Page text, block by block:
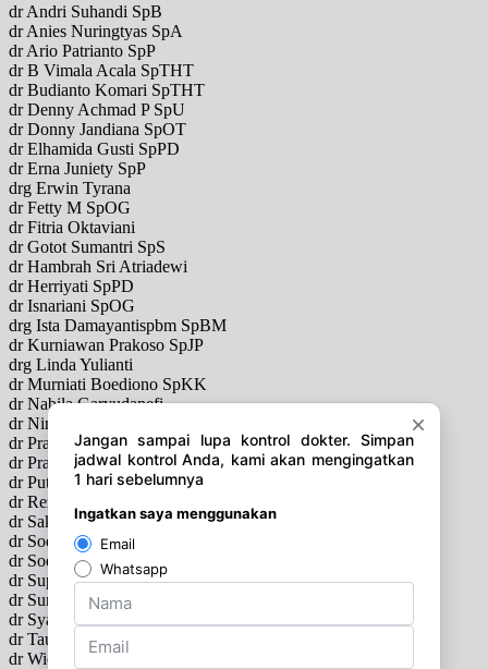
dr Andri Suhandi SpB
dr Anies Nuringtyas SpA
dr Ario Patrianto SpP
dr B Vimala Acala SpTHT
dr Budianto Komari SpTHT
dr Denny Achmad P SpU
dr Donny Jandiana SpOT
dr Elhamida Gusti SpPD
dr Erna Juniety SpP
drg Erwin Tyrana
dr Fetty M SpOG
dr Fitria Oktaviani
dr Gotot Sumantri SpS
dr Hambrah Sri Atriadewi
dr Herriyati SpPD
dr Isnariani SpOG
drg Ista Damayantispbm SpBM
dr Kurniawan Prakoso SpJP
drg Linda Yulianti
dr Murniati Boediono SpKK
dr Nabila Garyudanefi
dr Nina Roiana SpKK
dr Prasila Darwin SpKJ
dr Pratiwo Sardjuno SpA
dr Putri Avryna Dhistiarinie SpPD
dr Rezka Arthur Putra SpTHT
dr Sakti C Maharani SpKK
dr Soemardjito SpB
dr Soetjipto Hamiprodjo SpS
dr Supiyanti SpM
dr Suryantini Singgih SpPD
dr Syafrudin Surin SpJP
dr Taufik S Moeis SpB
dr Wieke Diana SpOG